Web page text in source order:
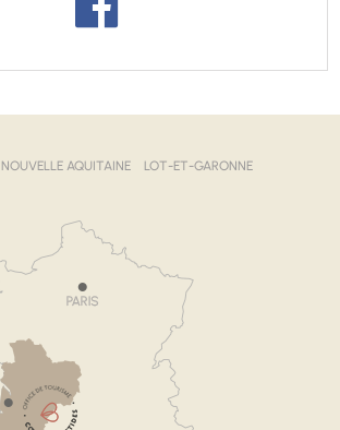
NOUVELLE AQUITAINE LOT-ET-GARONNE